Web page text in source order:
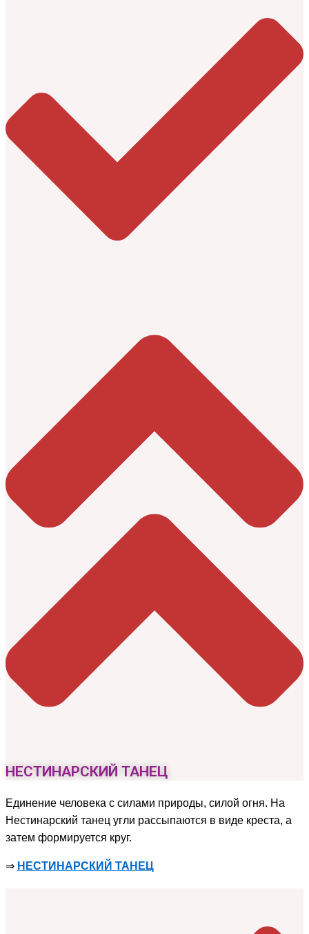
НЕСТИНАРСКИЙ ТАНЕЦ
Единение человека с силами природы, силой огня. На
Нестинарский танец угли рассыпаются в виде креста, а
затем формируется круг.
⇒ НЕСТИНАРСКИЙ ТАНЕЦ